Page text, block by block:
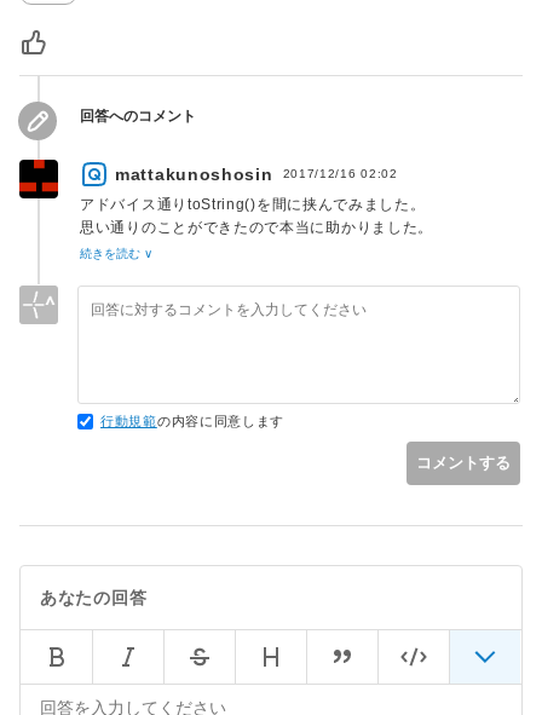
回答へのコメント
mattakunoshosin 2017/12/16 02:02
アドバイス通りtoString()を間に挟んでみました。
思い通りのことができたので本当に助かりました。
ありがとうございました。
続きを読む ∨
行動規範の内容に同意します
コメントする
あなたの回答